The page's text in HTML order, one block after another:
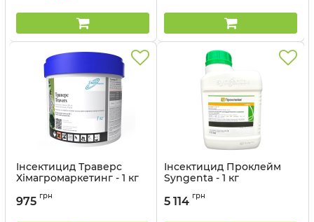
Інсектицид Траверс
Хімагромаркетинг - 1 кг
975 грн
Інсектицид Проклейм
Syngenta - 1 кг
5 114 грн